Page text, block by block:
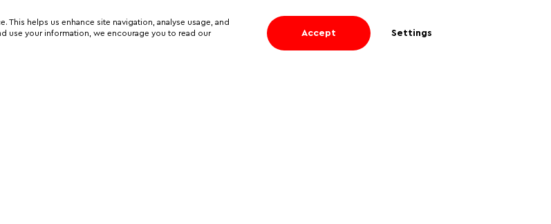
helps us enhance site navigation, analyse usage, and
use your information, we encourage you to read our
Accept Settings